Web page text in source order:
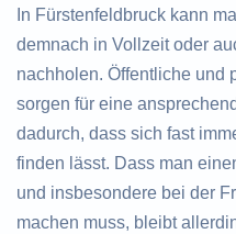
In Fürstenfeldbruck kann
demnach in Vollzeit oder
nachholen. Öffentliche und
sorgen für eine
dadurch, dass sich fast
finden lässt. Dass man
und insbesondere bei der
machen muss, bleibt